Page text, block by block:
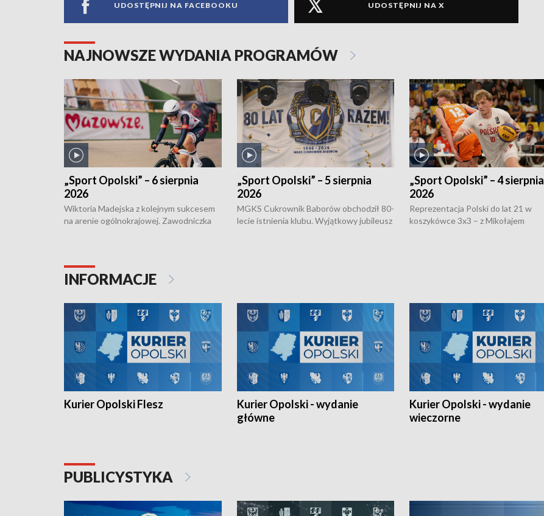
UDOSTĘPNIJ NA FACEBOOKU UDOSTĘPNIJ NA X
NAJNOWSZE WYDANIA PROGRAMÓW
„Sport Opolski” – 6 sierpnia
2026
Wiktoria Madejska z kolejnym sukcesem
na arenie ogólnokrajowej. Zawodniczka
torowym.
„Sport Opolski” – 5 sierpnia
2026
MGKS Cukrownik Baborów obchodził 80-
lecie istnienia klubu. Wyjątkowy jubileusz
„Sport Opolski” – 4 sierpnia
2026
Reprezentacja Polski do lat 21 w
koszykówce 3x3 – z Mikołajem
INFORMACJE
Kurier Opolski Flesz
Kurier Opolski - wydanie
główne
Kurier Opolski - wydanie
wieczorne
PUBLICYSTYKA